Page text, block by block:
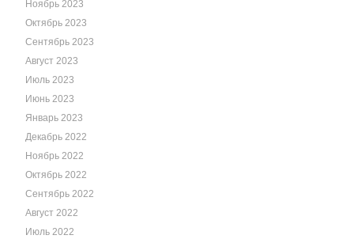
Ноябрь 2023
Октябрь 2023
Сентябрь 2023
Август 2023
Июль 2023
Июнь 2023
Январь 2023
Декабрь 2022
Ноябрь 2022
Октябрь 2022
Сентябрь 2022
Август 2022
Июль 2022